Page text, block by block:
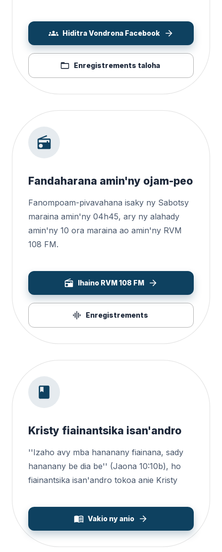
Hiditra Vondrona Facebook
Enregistrements taloha
Fandaharana amin'ny ojam-peo
Fanompoam-pivavahana isaky ny Sabotsy
maraina amin'ny 04h45, ary ny alahady
amin'ny 10 ora maraina ao amin'ny RVM
108 FM.
Ihaino RVM 108 FM
Enregistrements
Kristy fiainantsika isan'andro
''Izaho avy mba hananany fiainana, sady
hananany be dia be'' (Jaona 10:10b), ho
fiainantsika isan'andro tokoa anie Kristy
Vakio ny anio